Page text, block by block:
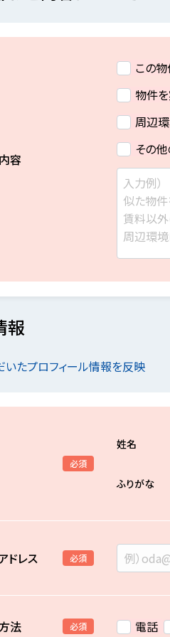
容
この
物件
周辺
その
報
いたプロフィール情報を反映
必須
姓名
ふりがな
ドレス 必須
法 必須 電話